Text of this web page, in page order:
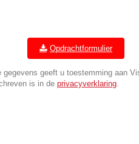
Opdrachtformulier
geeft u toestemming aan
is in de privacyverklaring.